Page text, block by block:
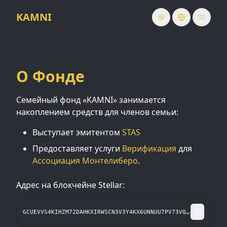
KAMNI
О Фонде
Семейный фонд «KAMNI» занимается
накоплением средств для членов семьи:
Выступает эмитентом STAS
Предоставляет услуги Верификация для
Ассоциация Монтелиберо.
Адрес на блокчейне Stellar:
GCUEVVS4KIHZM72DAHKXIRWSCN3V3Y4KX6UNNUU7PV73VQK44CNKAMNI